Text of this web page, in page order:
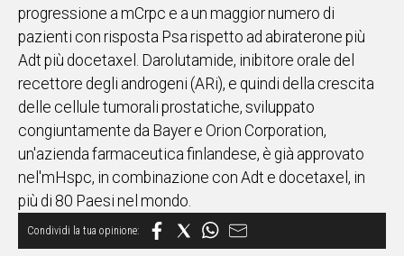
progressione a mCrpc e a un maggior numero di
pazienti con risposta Psa rispetto ad abiraterone più
Adt più docetaxel. Darolutamide, inibitore orale del
recettore degli androgeni (ARi), e quindi della crescita
delle cellule tumorali prostatiche, sviluppato
congiuntamente da Bayer e Orion Corporation,
un'azienda farmaceutica finlandese, è già approvato
nel'mHspc, in combinazione con Adt e docetaxel, in
più di 80 Paesi nel mondo.